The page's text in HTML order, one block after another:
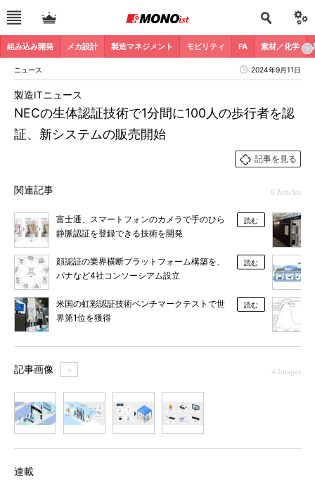
組み込み開発 メカ設計 製造マネジメント モビリティ FA 素材／化学
ニュース 2024年9月11日
NECの生体認証技術で1分間に100人の歩行者を認
証、新システムの販売開始
製造ITニュース
記事を見る
関連記事 6 Articles
富士通、スマートフォンのカメラで手のひら
静脈認証を登録できる技術を開発
読む
顔認証の業界横断プラットフォーム構築を、
パナなど4社コンソーシアム設立
読む
米国の虹彩認証技術ベンチマークテストで世
界第1位を獲得
読む
記事画像 ＋ 4 Images
連載